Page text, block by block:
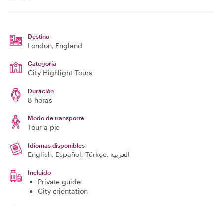
Destino
London, England
Categoría
City Highlight Tours
Duración
8 horas
Modo de transporte
Tour a pie
Idiomas disponibles
English, Español, Türkçe, العربية
Incluido
Private guide
City orientation